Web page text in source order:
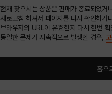
현재 찾으시는 상품은 판매가 종료되었거
새로고침 하셔서 페이지를 다시 확인하거
브라우저의 URL이 유효한지 다시 한번
동일한 문제가 지속적으로 발생할 경우,
홈으